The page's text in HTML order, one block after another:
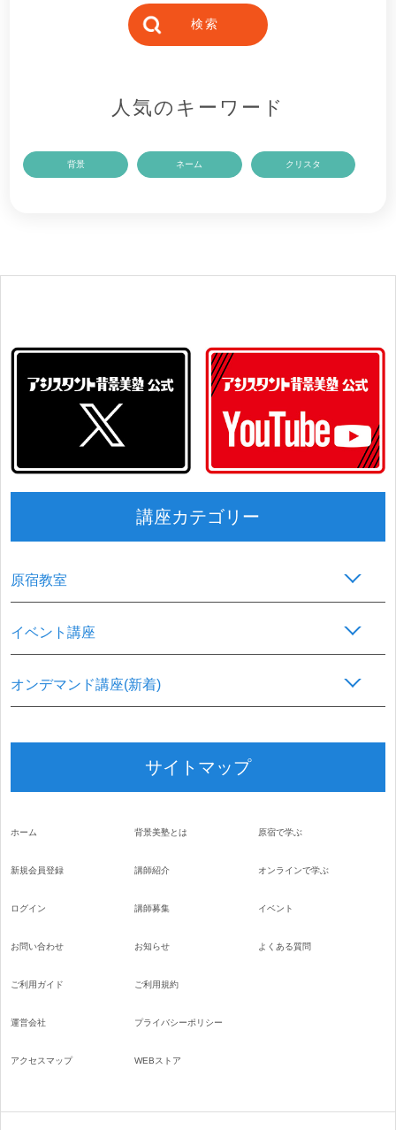
人気のキーワード
背景 ネーム クリスタ
講座カテゴリー
原宿教室
イベント講座
オンデマンド講座(新着)
サイトマップ
ホーム
新規会員登録
ログイン
お問い合わせ
背景美塾とは
講師紹介
講師募集
お知らせ
原宿で学ぶ
オンラインで学ぶ
イベント
よくある質問
ご利用ガイド
運営会社
アクセスマップ
ご利用規約
プライバシーポリシー
WEBストア